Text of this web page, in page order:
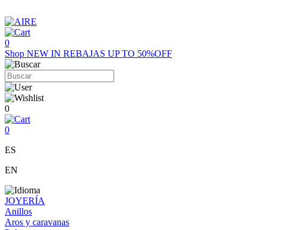
0
Shop NEW IN REBAJAS UP TO 50%OFF
0
0
ES
EN
JOYERÍA
Anillos
Aros y caravanas